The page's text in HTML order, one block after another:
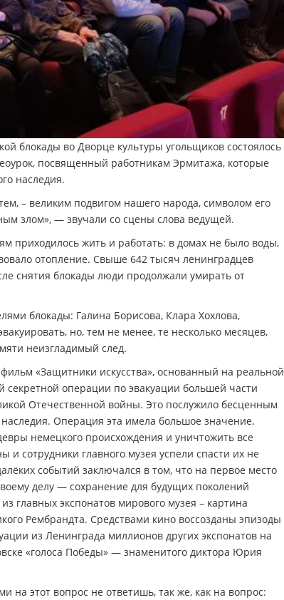
блокады во Дворце культуры угольщиков состоялось
посвященный работникам Эрмитажа, которые
наследия.
– великим подвигом нашего народа, символом его
злом», — звучали со сцены слова ведущей.
приходилось жить и работать: в домах не было воды,
отопление. Свыше 642 тысяч ленинградцев
снятия блокады люди продолжали умирать от
блокады: Галина Борисова, Клара Хохлова,
но, тем не менее, те несколько месяцев,
неизгладимый след.
«Защитники искусства», основанный на реальной
операции по эвакуации большей части
Отечественной войны. Это послужило бесценным
Операция эта имела большое значение.
немецкого происхождения и уничтожить все
и сотрудники главного музея успели спасти их не
событий заключался в том, что на первое место
делу — сохранение для будущих поколений
главных экспонатов мирового музея – картина
Рембрандта. Средствами кино воссозданы эпизоды
из Ленинграда миллионов других экспонатов на
«голоса Победы» — знаменитого диктора Юрия
на этот вопрос не ответишь, так же, как на вопрос: